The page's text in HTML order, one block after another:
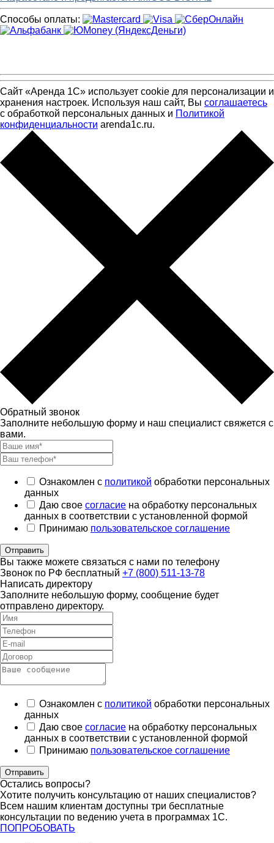
Способы оплаты:
Сайт «Аренда 1С» использует cookie для персонализации и
хранения настроек. Используя наш сайт, Вы соглашаетесь
с обработкой персональных данных и Политикой
конфиденциальности arenda1c.ru.
Обратный звонок
Заполните небольшую форму и наш специалист свяжется с
вами.
Ознакомлен с политикой обработки персональных
данных
Даю свое согласие на обработку персональных
данных в соответствии с установленной формой
Принимаю пользовательское соглашение
Отправить
Вы также можете связаться с нами по телефону
Звонок по РФ бесплатный +7 (800) 511-13-78
Написать директору
Заполните небольшую форму, сообщение будет
отправлено директору.
Ознакомлен с политикой обработки персональных
данных
Даю свое согласие на обработку персональных
данных в соответствии с установленной формой
Принимаю пользовательское соглашение
Отправить
Остались вопросы?
Хотите получить консультацию от наших специалистов?
Всем нашим клиентам доступны три бесплатные
консультации по ведению учета в программах 1С.
ПОПРОБОВАТЬ